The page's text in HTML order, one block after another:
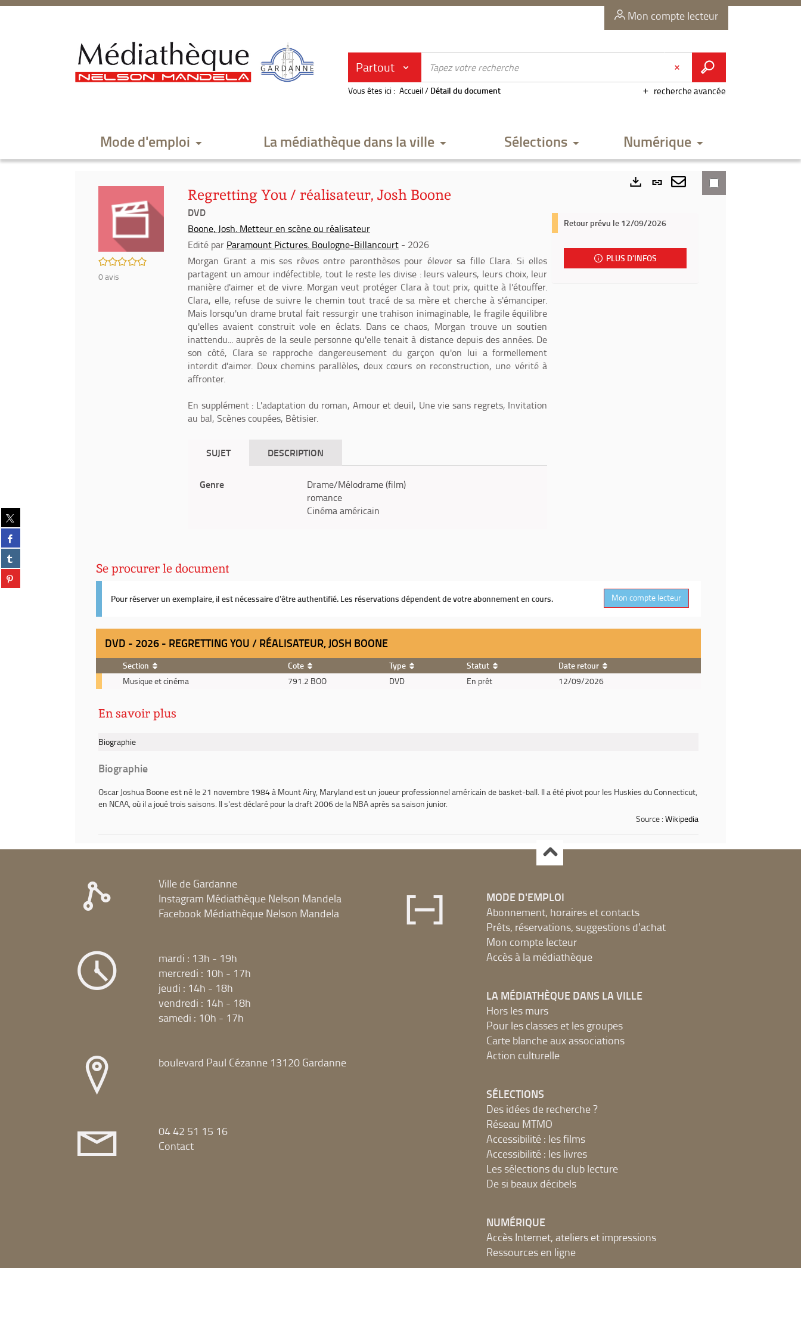
recherche
Mon compte lecteur
Partout
recherche avancée
Vous êtes ici : Accueil/ Détail du document
Mode d'emploi La médiathèque dans la ville Sélections Numérique
Partager
sur
twitter
(Nouvelle
fenêtre)
Partager
sur
facebook
(Nouvelle
fenêtre)
Partager
sur
tumblr
(Nouvelle
Partager
sur
/5
0avis
Regretting You / réalisateur, Josh Boone
DVD
Boone, Josh. Metteur en scène ou réalisateur
Edité par Paramount Pictures. Boulogne-Billancourt - 2026
Morgan Grant a mis ses rêves entre parenthèses pour élever sa fille Clara. Si elles
partagent un amour indéfectible, tout le reste les divise : leurs valeurs, leurs choix, leur
manière d'aimer et de vivre. Morgan veut protéger Clara à tout prix, quitte à l'étouffer.
Clara, elle, refuse de suivre le chemin tout tracé de sa mère et cherche à s'émanciper.
Mais lorsqu'un drame brutal fait ressurgir une trahison inimaginable, le fragile équilibre
qu'elles avaient construit vole en éclats. Dans ce chaos, Morgan trouve un soutien
inattendu... auprès de la seule personne qu'elle tenait à distance depuis des années. De
son côté, Clara se rapproche dangereusement du garçon qu'on lui a formellement
interdit d'aimer. Deux chemins parallèles, deux cœurs en reconstruction, une vérité à
affronter.
En supplément : L'adaptation du roman, Amour et deuil, Une vie sans regrets, Invitation
au bal, Scènes coupées, Bêtisier.
SUJET DESCRIPTION
Genre
Drame/Mélodrame (film)
romance
Cinéma américain
Lien
permanent
fenêtre)
Envoyer
mail
Retour prévu le 12/09/2026
PLUS D'INFOS
Se procurer le document
Pour réserver un exemplaire, il est nécessaire d'être authentifié. Les réservations dépendent de votre abonnement en cours. Mon compte lecteur
DVD - 2026 - REGRETTING YOU / RÉALISATEUR, JOSH BOONE
-
You
réalisateur,
Josh
Section Cote Type Statut
Date retour
Musique et cinéma
791.2 BOO DVD En prêt 12/09/2026
En savoir plus
Biographie
Biographie
Oscar Joshua Booneest né le 21 novembre 1984 à Mount Airy, Maryland est un joueur professionnel américain de basket-ball. Il a été pivot pour les Huskies du Connecticut,
en NCAA, où il a joué trois saisons. Il s'est déclaré pour la draft 2006 de la NBA après sa saison junior.
Source : Wikipedia
Ville de Gardanne
Instagram Médiathèque Nelson Mandela
Facebook Médiathèque Nelson Mandela
mardi : 13h - 19h
mercredi : 10h - 17h
jeudi : 14h - 18h
vendredi : 14h - 18h
samedi : 10h - 17h
boulevard Paul Cézanne 13120 Gardanne
04 42 51 15 16
Contact
MODE D'EMPLOI
Abonnement, horaires et contacts
Prêts, réservations, suggestions d'achat
Mon compte lecteur
Accès à la médiathèque
LA MÉDIATHÈQUE DANS LA VILLE
Hors les murs
Pour les classes et les groupes
Carte blanche aux associations
Action culturelle
SÉLECTIONS
Des idées de recherche ?
Réseau MTMO
Accessibilité : les films
Accessibilité : les livres
Les sélections du club lecture
De si beaux décibels
NUMÉRIQUE
Accès Internet, ateliers et impressions
Ressources en ligne